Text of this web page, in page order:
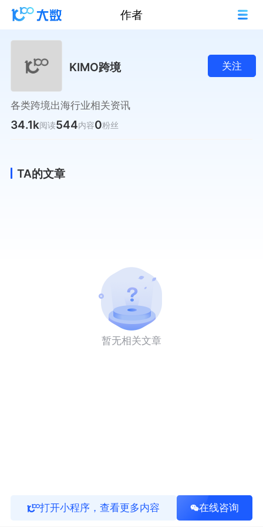
作者
KIMO跨境 关注
各类跨境出海行业相关资讯
34.1k阅读544内容0粉丝
TA的文章
暂无相关文章
打开小程序，查看更多内容 在线咨询